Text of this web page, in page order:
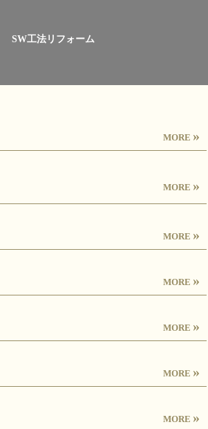
SW工法リフォーム
MORE »
MORE »
MORE »
MORE »
MORE »
MORE »
MORE »